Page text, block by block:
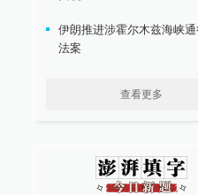
伊朗推进涉霍尔木兹海峡通
法案
查看更多